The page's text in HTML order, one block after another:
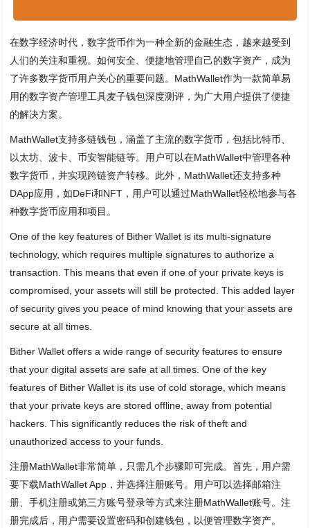
在数字经济时代，数字货币作为一种全新的金融生态，越来越受到
人们的关注和重视。如何安全、便捷地管理自己的数字资产，成为
了许多数字货币用户关心的重要问题。MathWallet作为一款简单易
用的数字资产管理工具麦子钱包深度测评，为广大用户提供了便捷
的解决方案。
MathWallet支持多链钱包，涵盖了主流的数字货币，包括比特币、
以太坊、波卡、币安智能链等。用户可以在MathWallet中管理各种
数字货币，并实现跨链资产转移。此外，MathWallet还支持多种
DApp应用，如DeFi和NFT，用户可以通过MathWallet轻松地参与各
种数字货币应用和项目。
One of the key features of Bither Wallet is its multi-signature
technology, which requires multiple signatures to authorize a
transaction. This means that even if one of your private keys is
compromised, your assets will still be protected. This added layer
of security gives you peace of mind knowing that your assets are
secure at all times.
Bither Wallet offers a wide range of security features to ensure
that your digital assets are safe at all times. One of the key
features of Bither Wallet is its use of cold storage, which means
that your private keys are stored offline, away from potential
hackers. This significantly reduces the risk of theft and
unauthorized access to your funds.
注册MathWallet非常简单，只需几个步骤即可完成。首先，用户需
要下载MathWallet App，并选择注册账号。用户可以选择邮箱注
册、手机注册或第三方账号登录等方式来注册MathWallet账号。注
册完成后，用户需要设置密码和创建钱包，以便管理数字资产。